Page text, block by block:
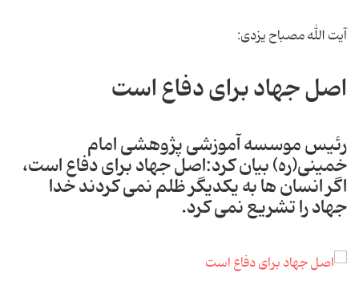
آیت الله مصباح یزدی:
اصل جهاد برای دفاع است
رئیس موسسه آموزشی پژوهشی امام
خمینی(ره) بیان کرد:اصل جهاد برای دفاع است،
اگر انسان ها به یکدیگر ظلم نمی کردند خدا
جهاد را تشریع نمی کرد.